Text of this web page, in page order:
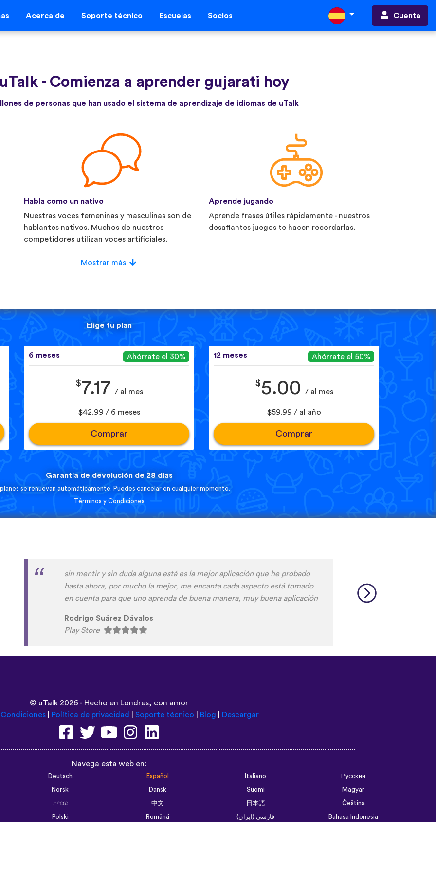
Acerca de Soporte técnico Escuelas Socios Cuenta
- Comienza a aprender gujarati hoy
de personas que han usado el sistema de aprendizaje de idiomas de uTalk
Habla como un nativo
Nuestras voces femeninas y masculinas son de
hablantes nativos. Muchos de nuestros
competidores utilizan voces artificiales.
Aprende jugando
Aprende frases útiles rápidamente - nuestros
desafiantes juegos te hacen recordarlas.
Mostrar más
Elige tu plan
6 meses Ahórrate el 30%
$7.17 / al mes
$42.99 / 6 meses
Comprar
12 meses Ahórrate el 50%
$5.00 / al mes
$59.99 / al año
Comprar
Garantía de devolución de 28 días
se renuevan automáticamente. Puedes cancelar en cualquier momento.
Términos y Condiciones
La aplicación es buenísima, ideal para iniciarse en un idioma, tanto para
aprender frases útiles como para empezar a entender la pronunciación.
Muchas gracias por solucionar los problemas de carga!
Joana Cabral
Play Store
© uTalk 2026 - Hecho en Londres, con amor
| Política de privacidad | Soporte técnico | Blog | Descargar
Navega esta web en:
Deutsch Español Italiano
Русский
Norsk
Dansk Suomi
Magyar
עברית
中文 日本語
Čeština
Polski
Română فارسی (ایران)
Bahasa Indonesia